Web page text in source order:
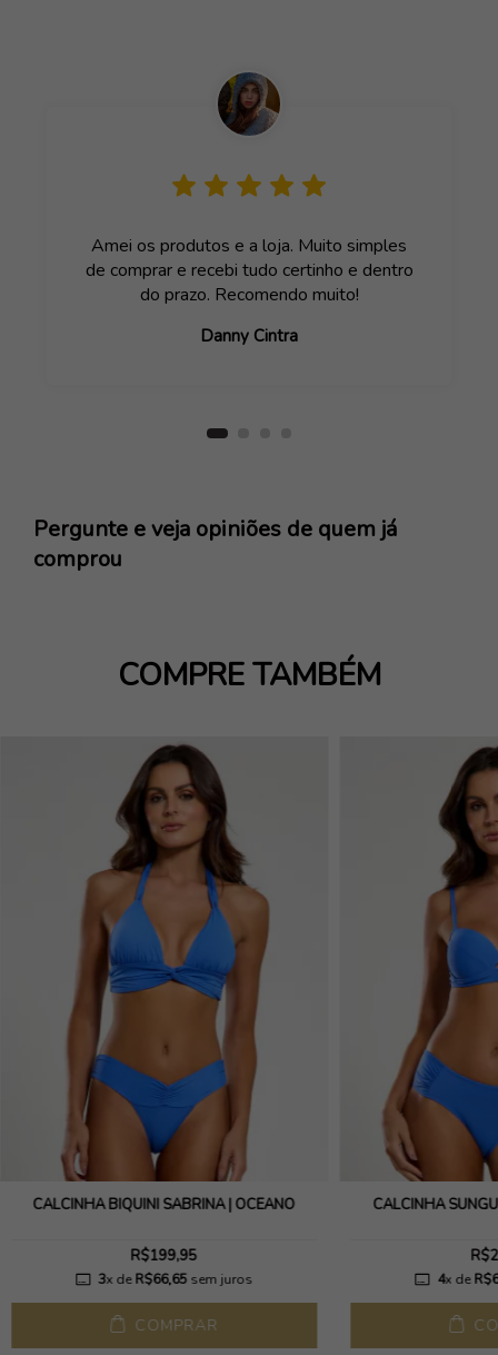
Amei os produtos e a loja. Muito simples
de comprar e recebi tudo certinho e dentro
do prazo. Recomendo muito!
Danny Cintra
Pergunte e veja opiniões de quem já
comprou
COMPRE TAMBÉM
CALCINHA BIQUÍNI SABRINA | OCEANO
R$199,95
3x deR$66,65 sem juros
COMPRAR
CALCINHA
4x de